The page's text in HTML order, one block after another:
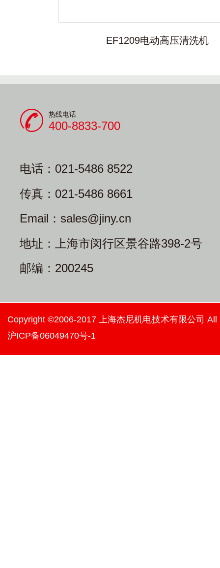
EF1209电动高压清洗机
热线电话
400-8833-700
电话：021-5486 8522
传真：021-5486 8661
Email：sales@jiny.cn
地址：上海市闵行区景谷路398-2号
邮编：200245
Copyright ©2006-2017 上海杰尼机电技术有限公司 All
沪ICP备06049470号-1